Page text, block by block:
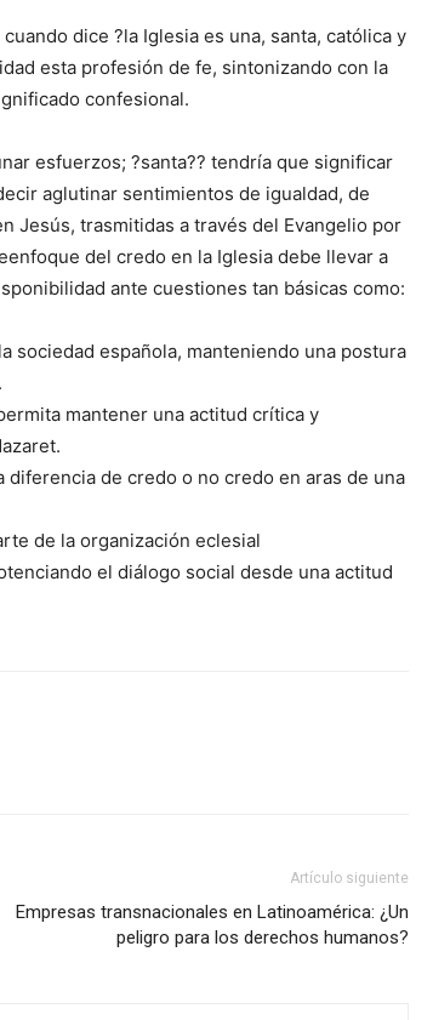
dice ?la Iglesia es una, santa, católica y
esta profesión de fe, sintonizando con la
confesional.
esfuerzos; ?santa?? tendría que significar
aglutinar sentimientos de igualdad, de
Jesús, trasmitidas a través del Evangelio por
del credo en la Iglesia debe llevar a
ante cuestiones tan básicas como:
sociedad española, manteniendo una postura
mantener una actitud crítica y
de credo o no credo en aras de una
de la organización eclesial
el diálogo social desde una actitud
Artículo siguiente
Empresas transnacionales en Latinoamérica: ¿Un
peligro para los derechos humanos?